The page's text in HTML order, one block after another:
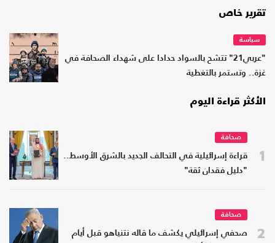
تقرير خاص
سياسة
"عربي21" تتشح بالسواد حدادا على شهداء الصحافة في
غزة.. وتستمر بالتغطية
الأكثر قراءة اليوم
1
صحافة
قراءة إسرائيلية في التحالف الجديد بالشرق الأوسط..
"دليل فقدان ثقة"
2
صحافة
صحفي إسرائيلي يكشف ما قاله نتنياهو قبل أيام